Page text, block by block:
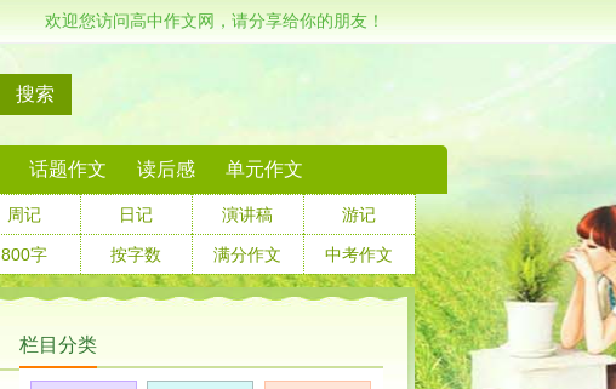
欢迎您访问高中作文网，请分享给你的朋友！
搜索
话题作文 读后感 单元作文
周记 日记 演讲稿 游记
800字 按字数 满分作文 中考作文
栏目分类